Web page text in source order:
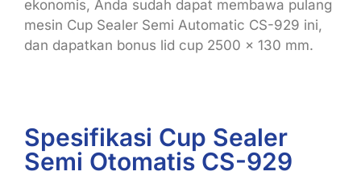
ekonomis, Anda sudah dapat membawa pulang
mesin Cup Sealer Semi Automatic CS-929 ini,
dan dapatkan bonus lid cup 2500 x 130 mm.
Spesifikasi Cup Sealer
Semi Otomatis CS-929